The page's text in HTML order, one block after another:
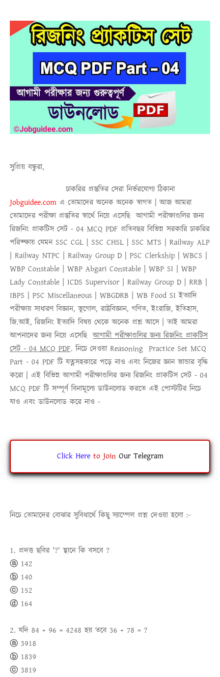
সুপ্রিয় বন্ধুরা,
চাকরির প্রস্তুতির সেরা নির্ভরযোগ্য ঠিকানা
Jobguidee.com এ তোমাদের অনেক অনেক স্বাগত | আজ আমরা
তোমাদের পরীক্ষা প্রস্তুতির স্বার্থে নিয়ে এসেছিআগামী পরীক্ষাগুলির জন্য
রিজনিং প্রাকটিস সেট - 04 MCQ PDF প্রতিবছর বিভিন্ন সরকারি চাকরির
পরিক্ক্ষায় যেমন SSC CGL | SSC CHSL | SSC MTS | Railway ALP
| Railway NTPC | Railway Group D | PSC Clerkship | WBCS |
WBP Constable | WBP Abgari Constable | WBP SI | WBP
Lady Constable | ICDS Supervisor | Railway Group D | RRB |
IBPS | PSC Miscellaneous | WBGDRB | WB Food SI ইত্যাদি
পরীক্ষায় সাধারণ বিজ্ঞান, ভূগোল, রাষ্ট্রবিজ্ঞান, গণিত, ইংরাজি, ইতিহাস,
জি.আই, রিজনিং ইত্যাদি বিষয় থেকে অনেক প্রশ্ন আসে | তাই আমরা
আপনাদের জন্য নিয়ে এসেছিআগামী পরীক্ষাগুলির জন্য রিজনিং প্রাকটিস
সেট - 04 MCQ PDF. নিচে দেওয়া Reasoning Practice Set MCQ
Part - 04 PDF টি যত্নসহকারে পড়ে নাও এবং নিজের জ্ঞান ভান্ডার বৃদ্ধি
করো | এই বিভিন্ন আগামী পরীক্ষাগুলির জন্য রিজনিং প্রাকটিস সেট - 04
MCQ PDF টি সম্পূর্ণ বিনামূল্যে ডাউনলোড করতে এই পোস্টটির নিচে
যাও এবং ডাউনলোড করে নাও -
Click Here toJoin Our Telegram
নিচে তোমাদের বোঝার সুবিধার্থে কিছু স্যাম্পেল প্রশ্ন দেওয়া হলো :-
1. প্রদত্ত ছবির '?' স্থানে কি বসবে ?
ⓐ 142
ⓑ 140
ⓒ 152
ⓓ 164
2. যদি 84 + 96 = 4248 হয় তবে 36 + 78 = ?
ⓐ 3918
ⓑ 1839
ⓒ 3819